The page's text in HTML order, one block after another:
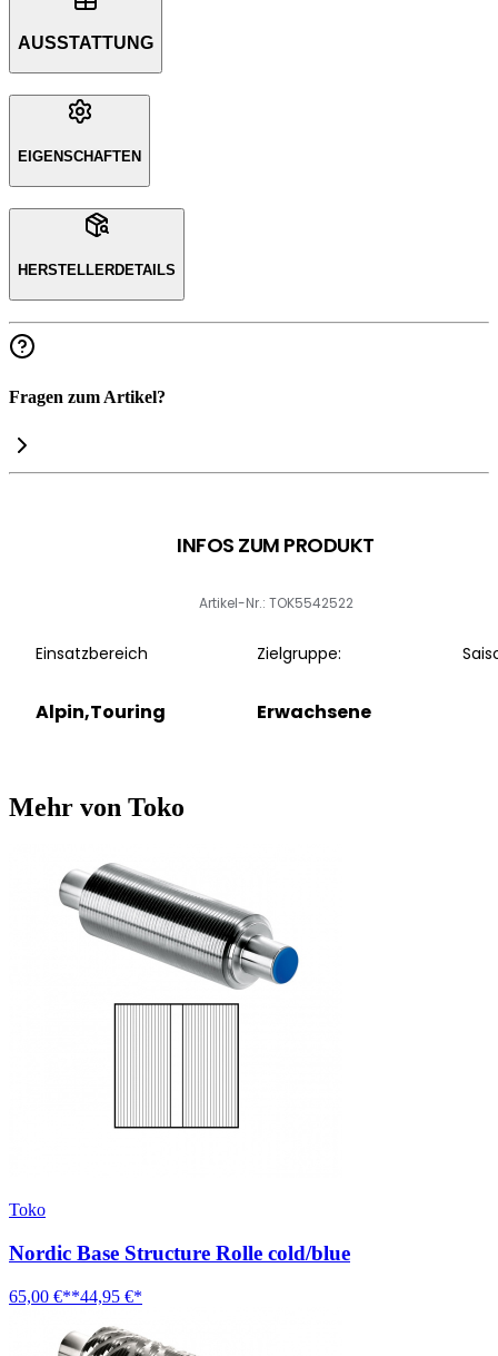
AUSSTATTUNG
EIGENSCHAFTEN
HERSTELLERDETAILS
Fragen zum Artikel?
INFOS ZUM PRODUKT
Artikel-Nr.: TOK5542522
Einsatzbereich
Alpin,Touring
Zielgruppe:
Erwachsene
Mehr von Toko
Toko
Nordic Base Structure Rolle cold/blue
65,00 €**44,95 €*